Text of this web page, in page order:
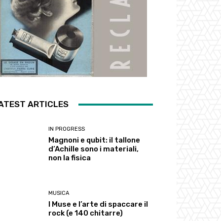
ARTICLES
IN PROGRESS
Magnoni e qubit: il tallone
d’Achille sono i materiali,
non la fisica
MUSICA
I Muse e l’arte di spaccare il
rock (e 140 chitarre)